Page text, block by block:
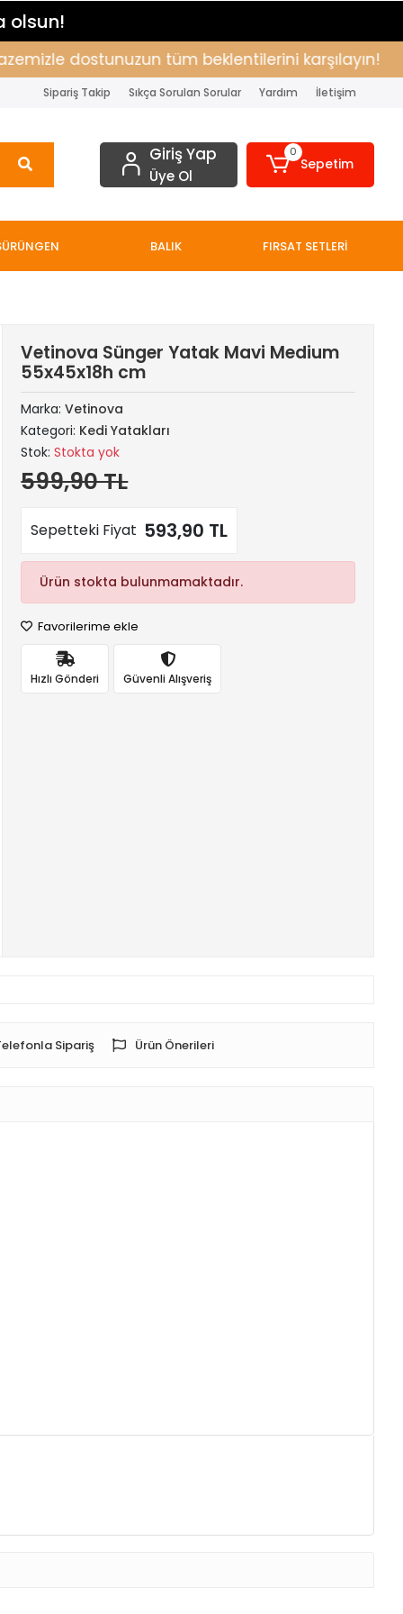
olsun!
dostunuzun tüm beklentilerini karşılayın!
Sipariş Takip Sıkça Sorulan Sorular Yardım İletişim
Giriş Yap
Üye Ol
0
Sepetim
BALIK FIRSAT SETLERİ
Vetinova Sünger Yatak Mavi Medium
55x45x18h cm
Marka:Vetinova
Kategori: Kedi Yatakları
Stok:Stokta yok
599,90 TL
Sepetteki Fiyat 593,90 TL
Ürün stokta bulunmamaktadır.
Favorilerime ekle
Hızlı Gönderi Güvenli Alışveriş
Sipariş Ürün Önerileri